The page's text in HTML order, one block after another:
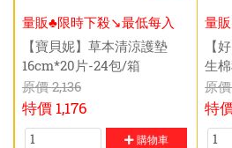
量販♣限時下殺↘️最低每入
$46元
【寶貝妮】草本清涼護墊
16cm*20片-24包/箱
原價2,136
特價 1,176
購物車
量
元【
生
x2
原價
特